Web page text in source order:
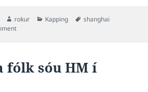
Author
rokur Categories
Kapping Tags
shanghai
on Pál í “Norsk Svømming”
fólk sóu HM í